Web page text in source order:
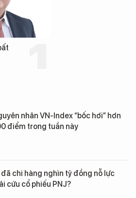
nhân VN-Index “bốc hơi” hơn
điểm trong tuần này
chi hàng nghìn tỷ đồng nỗ lực
cứu cổ phiếu PNJ?